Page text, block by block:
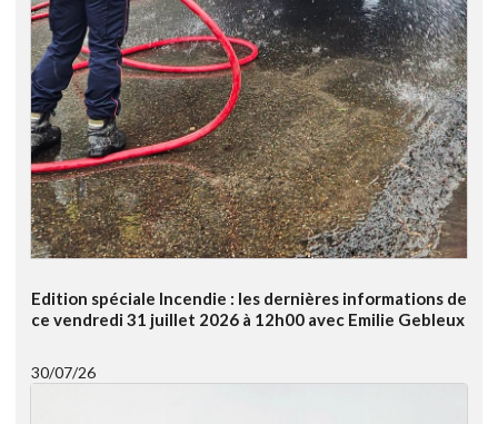
Edition spéciale Incendie : les dernières informations de
ce vendredi 31 juillet 2026 à 12h00 avec Emilie Gebleux
30/07/26